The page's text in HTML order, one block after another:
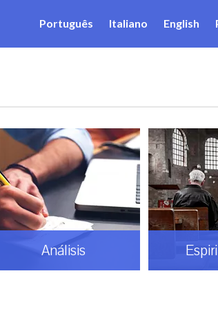
Português Italiano English
Espiritualidad